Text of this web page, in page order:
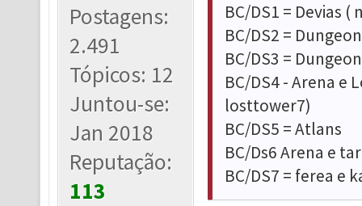
Postagens:
2.491
Tópicos: 12
Juntou-se:
Jan 2018
Reputação:
113
BC/DS1 = Devias
BC/DS2 =
BC/DS3 =
BC/DS4 - Arena e
losttower7)
BC/DS5 = Atlans
BC/Ds6 Arena e
BC/DS7 = ferea e